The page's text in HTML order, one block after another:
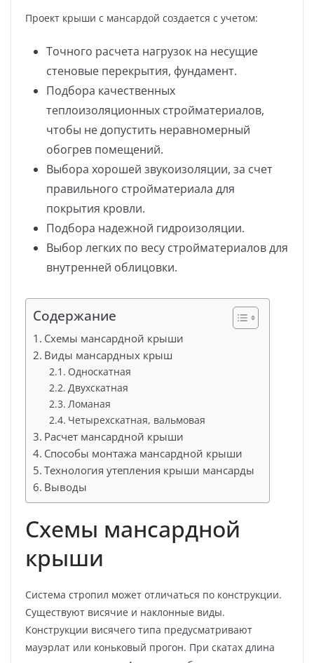
Проект крыши с мансардой создается с учетом:
Точного расчета нагрузок на несущие
стеновые перекрытия, фундамент.
Подбора качественных
теплоизоляционных стройматериалов,
чтобы не допустить неравномерный
обогрев помещений.
Выбора хорошей звукоизоляции, за счет
правильного стройматериала для
покрытия кровли.
Подбора надежной гидроизоляции.
Выбор легких по весу стройматериалов для
внутренней облицовки.
Содержание
Схемы мансардной крыши
Виды мансардных крыш
Односкатная
Двухскатная
Ломаная
Четырехскатная, вальмовая
Расчет мансардной крыши
Способы монтажа мансардной крыши
Технология утепления крыши мансарды
Выводы
Схемы мансардной
крыши
Система стропил может отличаться по конструкции.
Существуют висячие и наклонные виды.
Конструкции висячего типа предусматривают
мауэрлат или коньковый прогон. При скатах длина